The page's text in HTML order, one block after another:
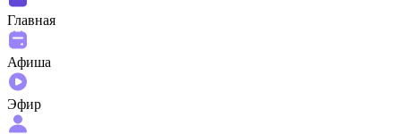
Главная
Афиша
Эфир